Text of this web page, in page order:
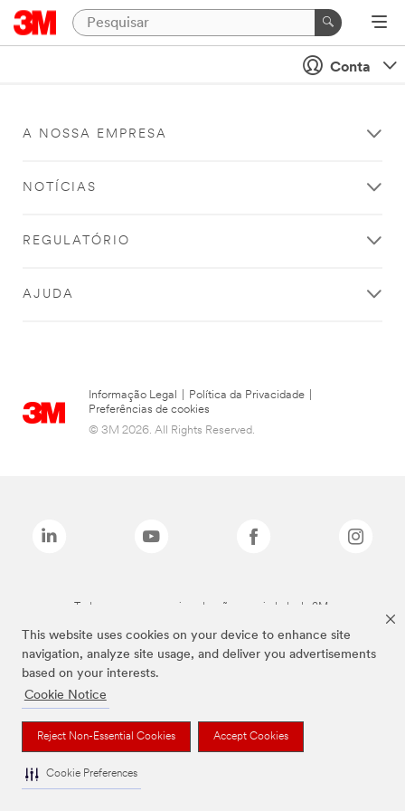
This website uses cookies on your device to enhance site
navigation, analyze site usage, and deliver you advertisements
based on your interests.
Cookie Notice
Reject Non-Essential Cookies Accept Cookies
Cookie Preferences
Conta
A NOSSA EMPRESA
NOTÍCIAS
REGULATÓRIO
AJUDA
Informação Legal Política da Privacidade
Preferências de cookies
© 3M 2026. All Rights Reserved.
Todas as marcas mencionadas são propriedade da 3M.